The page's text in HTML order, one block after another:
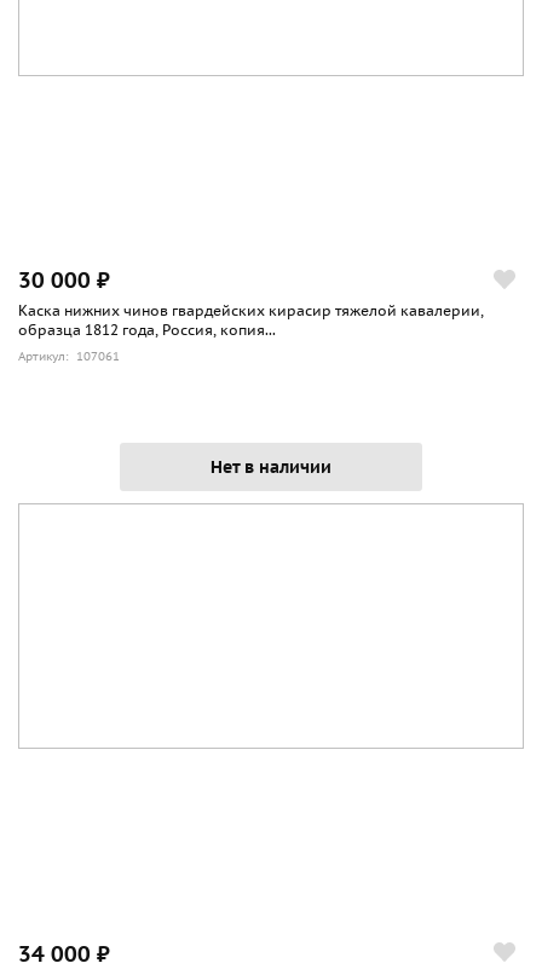
30 000 ₽
Каска нижних чинов гвардейских кирасир тяжелой кавалерии,
образца 1812 года, Россия, копия...
Артикул: 107061
Нет в наличии
34 000 ₽